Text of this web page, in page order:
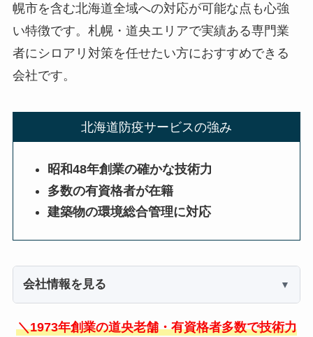
幌市を含む北海道全域への対応が可能な点も心強
い特徴です。札幌・道央エリアで実績ある専門業
者にシロアリ対策を任せたい方におすすめできる
会社です。
北海道防疫サービスの強み
昭和48年創業の確かな技術力
多数の有資格者が在籍
建築物の環境総合管理に対応
会社情報を見る
＼1973年創業の道央老舗・有資格者多数で技術力